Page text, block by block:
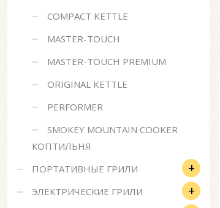
COMPACT KETTLE
MASTER-TOUCH
MASTER-TOUCH PREMIUM
ORIGINAL KETTLE
PERFORMER
SMOKEY MOUNTAIN COOKER
КОПТИЛЬНЯ
ПОРТАТИВНЫЕ ГРИЛИ +
ЭЛЕКТРИЧЕСКИЕ ГРИЛИ +